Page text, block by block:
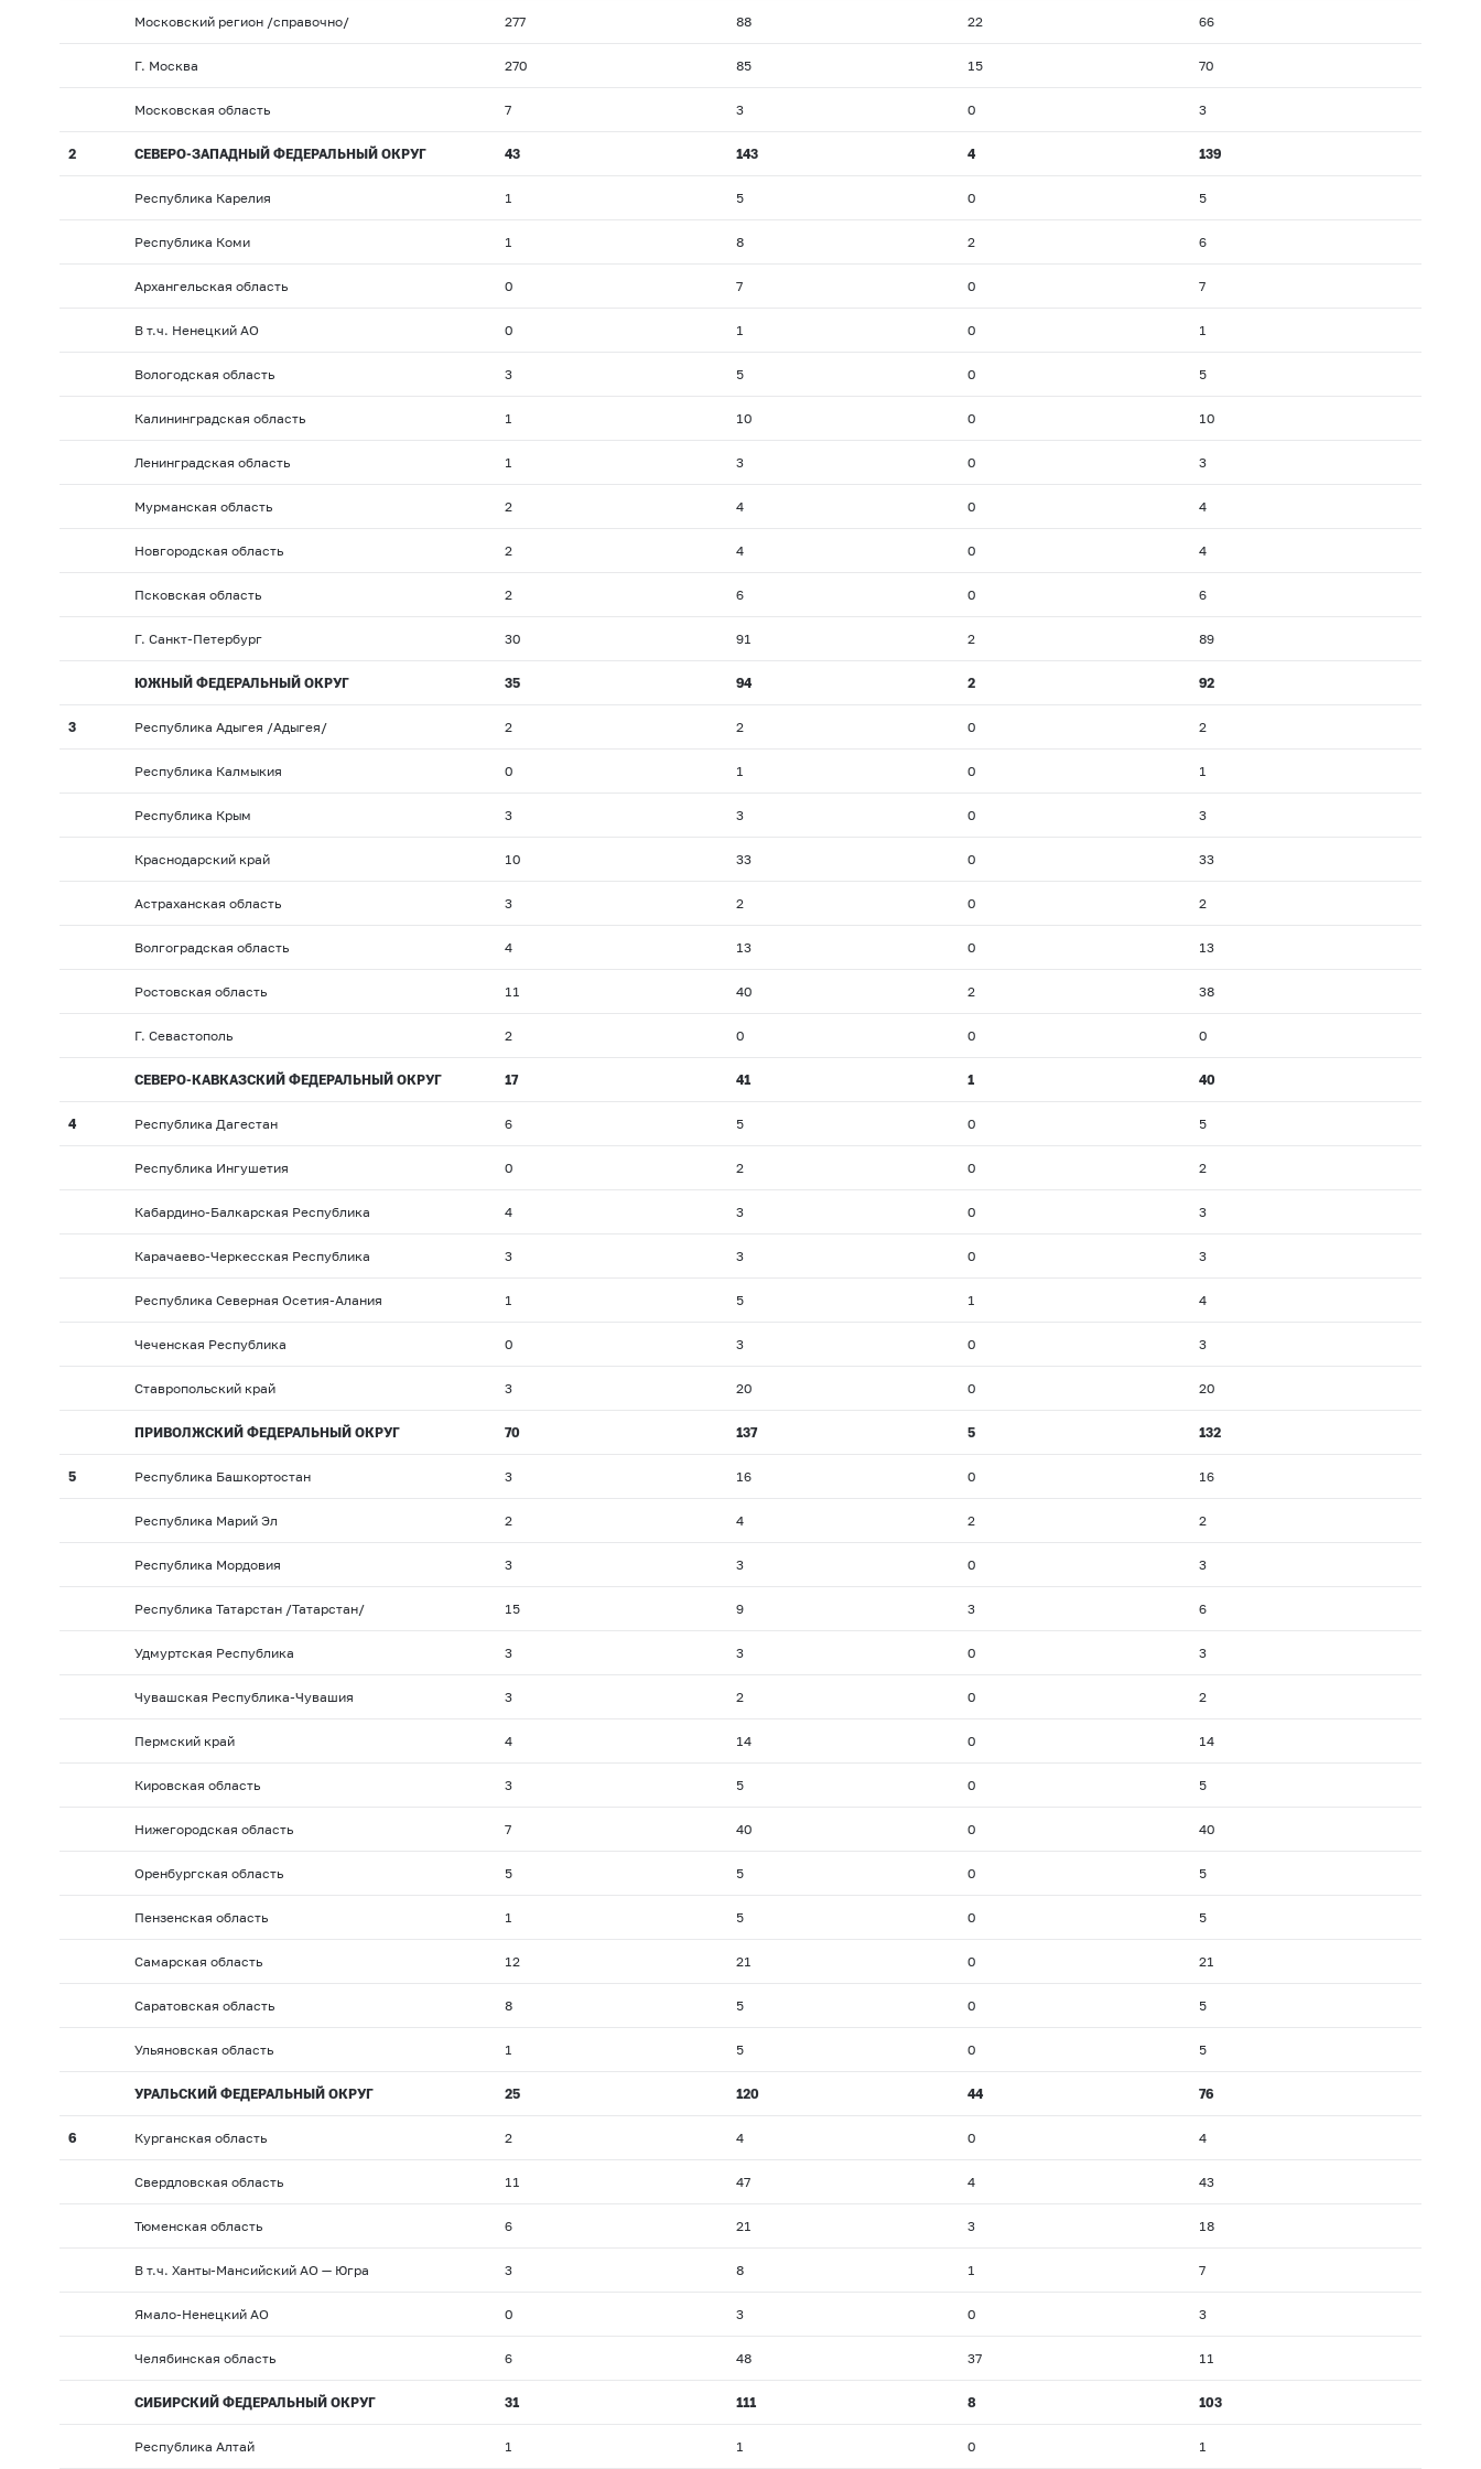
Московский регион /справочно/ 277 88 22 66
Г. Москва 270 85 15 70
Московская область 7 3 0 3
2 СЕВЕРО-ЗАПАДНЫЙ ФЕДЕРАЛЬНЫЙ ОКРУГ 43 143 4 139
Республика Карелия 1 5 0 5
Республика Коми 1 8 2 6
Архангельская область 0 7 0 7
В т.ч. Ненецкий АО 0 1 0 1
Вологодская область 3 5 0 5
Калининградская область 1 10 0 10
Ленинградская область 1 3 0 3
Мурманская область 2 4 0 4
Новгородская область 2 4 0 4
Псковская область 2 6 0 6
Г. Санкт-Петербург 30 91 2 89
ЮЖНЫЙ ФЕДЕРАЛЬНЫЙ ОКРУГ 35 94 2 92
3 Республика Адыгея /Адыгея/ 2 2 0 2
Республика Калмыкия 0 1 0 1
Республика Крым 3 3 0 3
Краснодарский край 10 33 0 33
Астраханская область 3 2 0 2
Волгоградская область 4 13 0 13
Ростовская область 11 40 2 38
Г. Севастополь 2 0 0 0
СЕВЕРО-КАВКАЗСКИЙ ФЕДЕРАЛЬНЫЙ ОКРУГ 17 41 1 40
4 Республика Дагестан 6 5 0 5
Республика Ингушетия 0 2 0 2
Кабардино-Балкарская Республика 4 3 0 3
Карачаево-Черкесская Республика 3 3 0 3
Республика Северная Осетия-Алания 1 5 1 4
Чеченская Республика 0 3 0 3
Ставропольский край 3 20 0 20
ПРИВОЛЖСКИЙ ФЕДЕРАЛЬНЫЙ ОКРУГ 70 137 5 132
5 Республика Башкортостан 3 16 0 16
Республика Марий Эл 2 4 2 2
Республика Мордовия 3 3 0 3
Республика Татарстан /Татарстан/ 15 9 3 6
Удмуртская Республика 3 3 0 3
Чувашская Республика-Чувашия 3 2 0 2
Пермский край 4 14 0 14
Кировская область 3 5 0 5
Нижегородская область 7 40 0 40
Оренбургская область 5 5 0 5
Пензенская область 1 5 0 5
Самарская область 12 21 0 21
Саратовская область 8 5 0 5
Ульяновская область 1 5 0 5
УРАЛЬСКИЙ ФЕДЕРАЛЬНЫЙ ОКРУГ 25 120 44 76
6 Курганская область 2 4 0 4
Свердловская область 11 47 4 43
Тюменская область 6 21 3 18
В т.ч. Ханты-Мансийский АО — Югра 3 8 1 7
Ямало-Ненецкий АО 0 3 0 3
Челябинская область 6 48 37 11
СИБИРСКИЙ ФЕДЕРАЛЬНЫЙ ОКРУГ 31 111 8 103
Республика Алтай 1 1 0 1